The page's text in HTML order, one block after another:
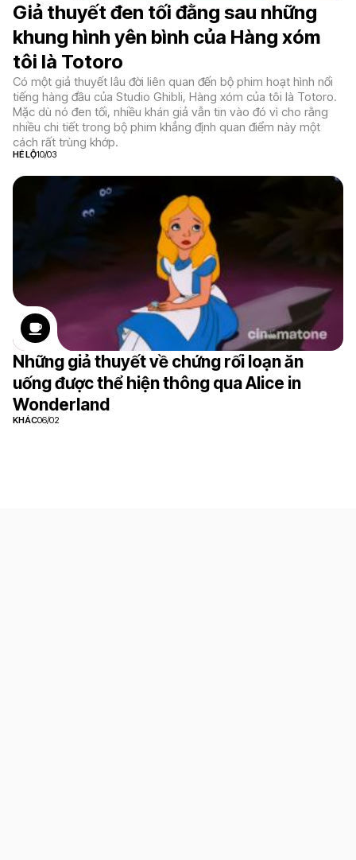
Giả thuyết đen tối đằng sau những
khung hình yên bình của Hàng xóm
tôi là Totoro
Có một giả thuyết lâu đời liên quan đến bộ phim hoạt hình nổi
tiếng hàng đầu của Studio Ghibli, Hàng xóm của tôi là Totoro.
Mặc dù nó đen tối, nhiều khán giả vẫn tin vào đó vì cho rằng
nhiều chi tiết trong bộ phim khẳng định quan điểm này một
cách rất trùng khớp.
HÉ LỘ10/03
Những giả thuyết về chứng rối loạn ăn
uống được thể hiện thông qua Alice in
Wonderland
KHÁC06/02